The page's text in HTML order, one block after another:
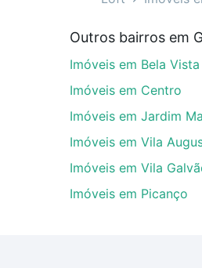
Imóveis à venda em
orçamento. Se ainda tem
gente para comprar o imóvel
Outros bairros em
Imóveis em Bela Vista
Imóveis em Centro
Imóveis em Jardim
Imóveis em Vila
Imóveis em Vila
Imóveis em Picanço